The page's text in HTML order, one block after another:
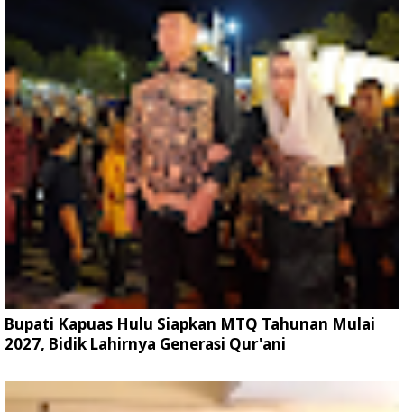
Bupati Kapuas Hulu Siapkan MTQ Tahunan Mulai
2027, Bidik Lahirnya Generasi Qur'ani